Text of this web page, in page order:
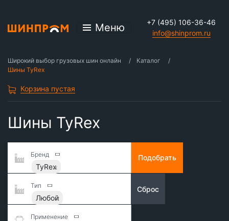
Меню
+7 (495) 106-36-46
info@shinprom.ru
Широкий выбор грузовых шин онлайн
Каталог
Шины TyRex
Корзина пустая
Шины TyRex
Бренд
TyRex
Тип
Любой
Применение
Подобрать
Сброс